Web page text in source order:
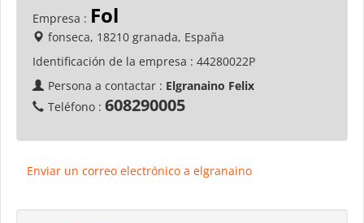
Empresa : Fol
fonseca, 18210 granada, España
Identificación de la empresa : 44280022P
Persona a contactar : Elgranaino Felix
Teléfono : 608290005
Enviar un correo electrónico a elgranaino